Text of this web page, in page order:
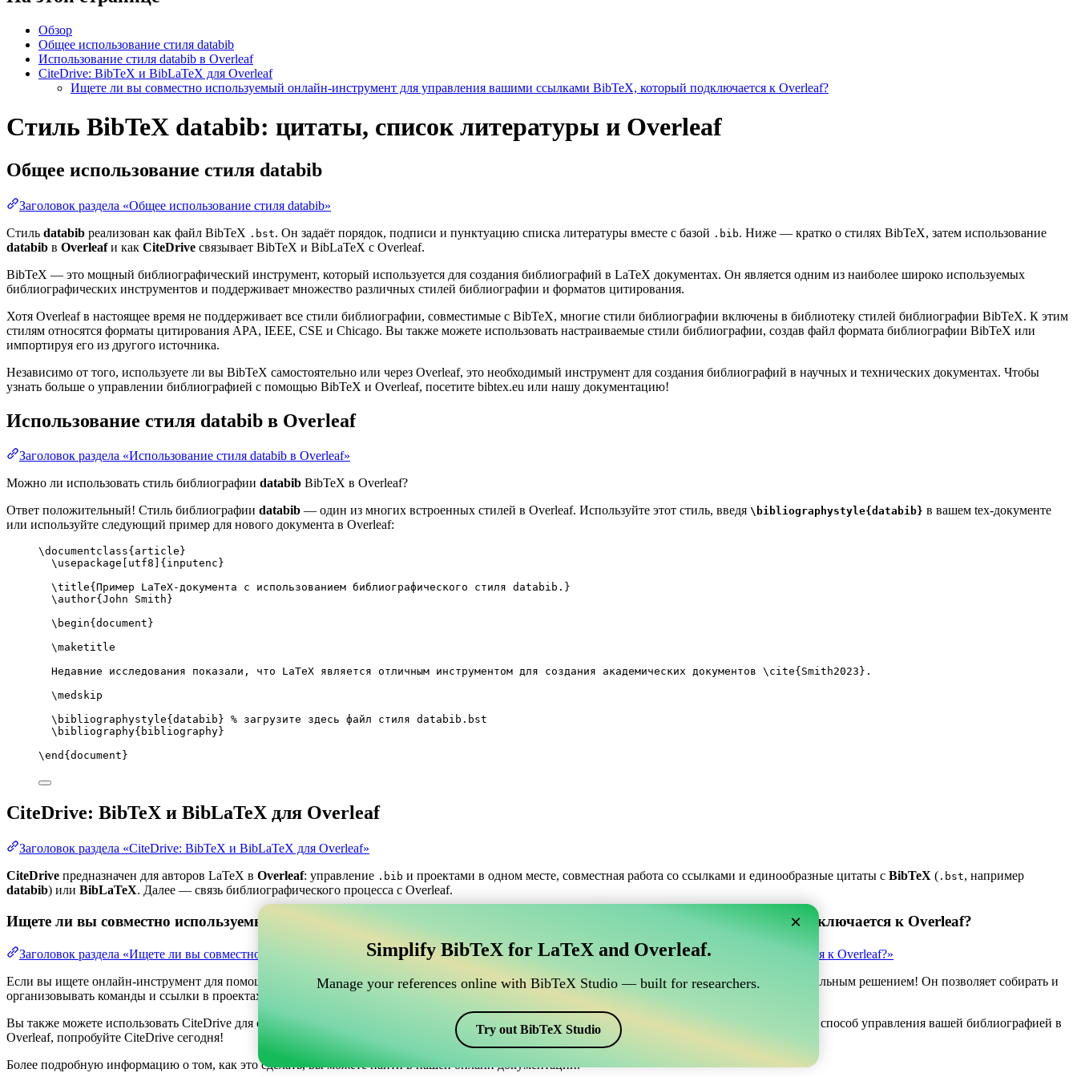
Обзор
Общее использование стиля databib
Использование стиля databib в Overleaf
CiteDrive: BibTeX и BibLaTeX для Overleaf
Ищете ли вы совместно используемый онлайн-инструмент для управления вашими ссылками BibTeX, который подключается к Overleaf?
Стиль BibTeX databib: цитаты, список литературы и Overleaf
Общее использование стиля databib
Заголовок раздела «Общее использование стиля databib»
Стиль databib реализован как файл BibTeX .bst. Он задаёт порядок, подписи и пунктуацию списка литературы вместе с базой .bib. Ниже — кратко о стилях BibTeX, затем использование
databib в Overleafи как CiteDrive связывает BibTeX и BibLaTeX с Overleaf.
BibTeX — это мощный библиографический инструмент, который используется для создания библиографий в LaTeX документах. Он является одним из наиболее широко используемых
библиографических инструментов и поддерживает множество различных стилей библиографии и форматов цитирования.
Хотя Overleaf в настоящее время не поддерживает все стили библиографии, совместимые с BibTeX, многие стили библиографии включены в библиотеку стилей библиографии BibTeX. К этим
стилям относятся форматы цитирования APA, IEEE, CSE и Chicago. Вы также можете использовать настраиваемые стили библиографии, создав файл формата библиографии BibTeX или
импортируя его из другого источника.
Независимо от того, используете ли вы BibTeX самостоятельно или через Overleaf, это необходимый инструмент для создания библиографий в научных и технических документах. Чтобы
узнать больше о управлении библиографией с помощью BibTeX и Overleaf, посетите bibtex.eu или нашу документацию!
Использование стиля databib в Overleaf
Заголовок раздела «Использование стиля databib в Overleaf»
Можно ли использовать стиль библиографии databib BibTeX в Overleaf?
Ответ положительный! Стиль библиографии databib — один из многих встроенных стилей в Overleaf. Используйте этот стиль, введя \bibliographystyle{databib} в вашем tex-документе
или используйте следующий пример для нового документа в Overleaf:
\documentclass{ article }
\usepackage
utf8 ]{ inputenc }
\title{Пример LaTeX-документа с использованием библиографического стиля databib.}
\author{John Smith}
\begin{ document }
\maketitle
Недавние исследования показали, что LaTeX является отличным инструментом для создания академических документов \cite{ Smith2023 }.
\medskip
\bibliographystyle{databib} % загрузите здесь файл стиля databib.bst
\bibliography{bibliography}
\end { document }
CiteDrive: BibTeX и BibLaTeX для Overleaf
Заголовок раздела «CiteDrive: BibTeX и BibLaTeX для Overleaf»
CiteDrive предназначен для авторов LaTeX в Overleaf: управление .bib и проектами в одном месте, совместная работа со ссылками и единообразные цитаты с BibTeX ( .bst, например
databib) или BibLaTeX. Далее — связь библиографического процесса с Overleaf.
Ищете ли вы совместно используемый онлайн-инструмент для управления вашими ссылками BibTeX, который подключается к Overleaf?
Заголовок раздела «Ищете ли вы совместно используемый онлайн-инструмент для управления вашими ссылками BibTeX, который подключается к Overleaf?»
Если вы ищете онлайн-инструмент для помощи в управлении вашими ссылками, цитатами и библиографией в Overleaf, CiteDrive может быть идеальным решением! Он позволяет собирать и
организовывать команды и ссылки в проектах, одновременно поддерживая актуальность записей BibTeX в вашем проекте Overleaf.
Вы также можете использовать CiteDrive для создания библиографий и цитат в различных стилях, включая databib. Так что если вы ищете простой способ управления вашей библиографией в
Overleaf, попробуйте CiteDrive сегодня!
Более подробную информацию о том, как это сделать, вы можете найти в нашей онлайн документации.
×
Simplify BibTeX for LaTeX and Overleaf.
Manage your references online with BibTeX Studio — built for researchers.
Try out BibTeX Studio